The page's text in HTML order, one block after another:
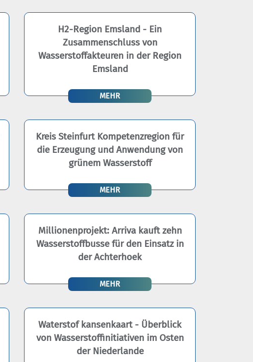
H2-Region Emsland - Ein
Zusammenschluss von
Wasserstoffakteuren in der Region
Emsland
MEHR
Kreis Steinfurt Kompetenzregion für
die Erzeugung und Anwendung von
grünem Wasserstoff
MEHR
Millionenprojekt: Arriva kauft zehn
Wasserstoffbusse für den Einsatz in
der Achterhoek
MEHR
Waterstof kansenkaart - Überblick
von Wasserstoffinitiativen im Osten
der Niederlande